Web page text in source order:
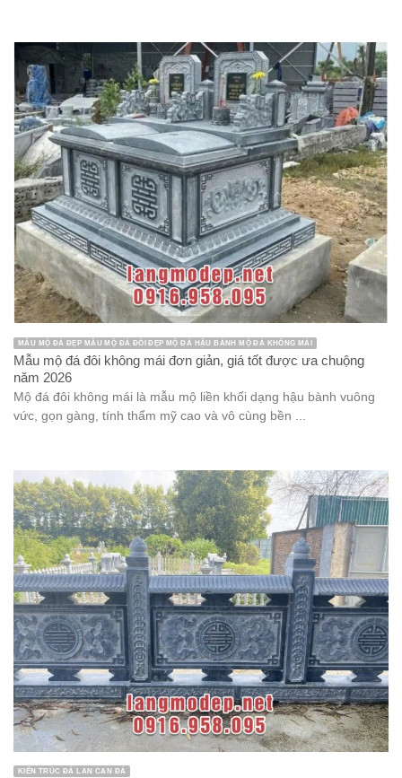
MẪU MỘ ĐÁ ĐẸP MẪU MỘ ĐÁ ĐÔI ĐẸP MỘ ĐÁ HẬU BÀNH MỘ ĐÁ KHÔNG MÁI
Mẫu mộ đá đôi không mái đơn giản, giá tốt được ưa chuộng
năm 2026
Mộ đá đôi không mái là mẫu mộ liền khối dạng hậu bành vuông
vức, gọn gàng, tính thẩm mỹ cao và vô cùng bền ...
KIẾN TRÚC ĐÁ LAN CAN ĐÁ